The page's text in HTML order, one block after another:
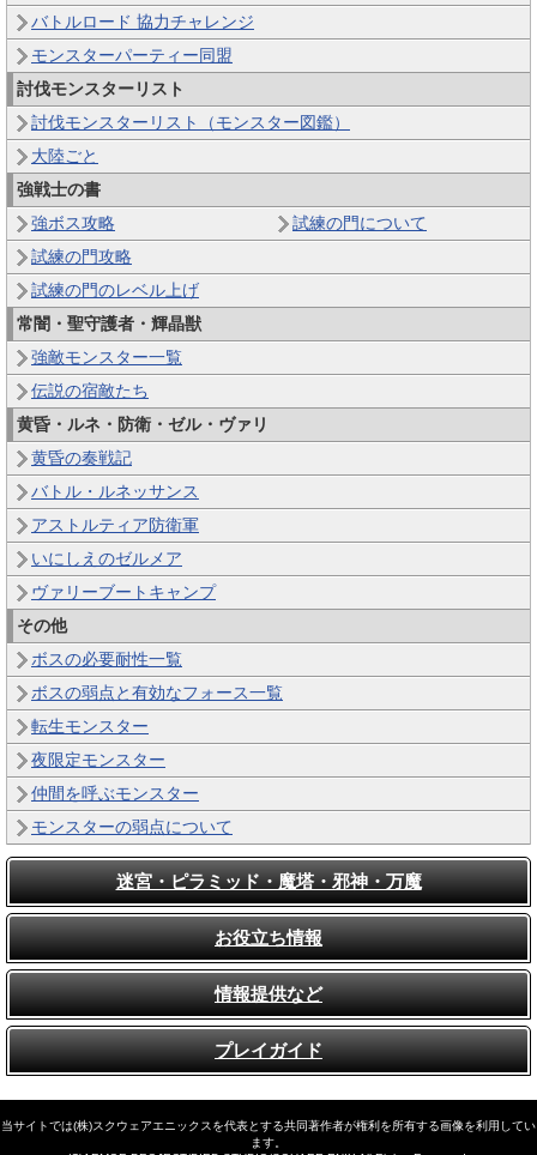
バトルロード 協力チャレンジ
モンスターパーティー同盟
討伐モンスターリスト
討伐モンスターリスト（モンスター図鑑）
大陸ごと
強戦士の書
強ボス攻略
試練の門について
試練の門攻略
試練の門のレベル上げ
常闇・聖守護者・輝晶獣
強敵モンスター一覧
伝説の宿敵たち
黄昏・ルネ・防衛・ゼル・ヴァリ
黄昏の奏戦記
バトル・ルネッサンス
アストルティア防衛軍
いにしえのゼルメア
ヴァリーブートキャンプ
その他
ボスの必要耐性一覧
ボスの弱点と有効なフォース一覧
転生モンスター
夜限定モンスター
仲間を呼ぶモンスター
モンスターの弱点について
迷宮・ピラミッド・魔塔・邪神・万魔
お役立ち情報
情報提供など
プレイガイド
当サイトでは(株)スクウェアエニックスを代表とする共同著作者が権利を所有する画像を利用してい
ます。